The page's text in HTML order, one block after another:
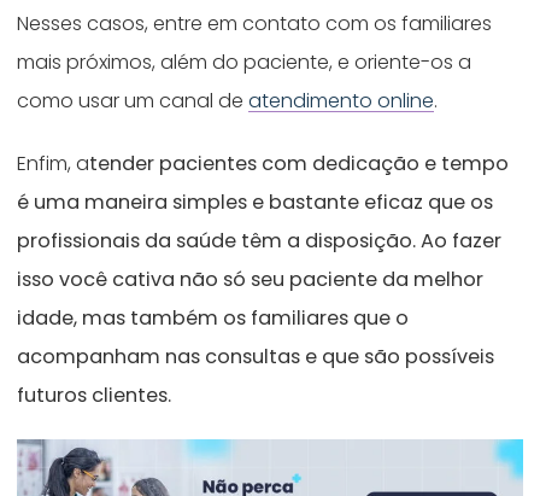
Nesses casos, entre em contato com os familiares
mais próximos, além do paciente, e oriente-os a
como usar um canal deatendimento online.
Enfim, atender pacientes com dedicação e tempo
é uma maneira simples e bastante eficaz que os
profissionais da saúde têm a disposição. Ao fazer
isso você cativa não só seu paciente da melhor
idade, mas também os familiares que o
acompanham nas consultas e que são possíveis
futuros clientes.